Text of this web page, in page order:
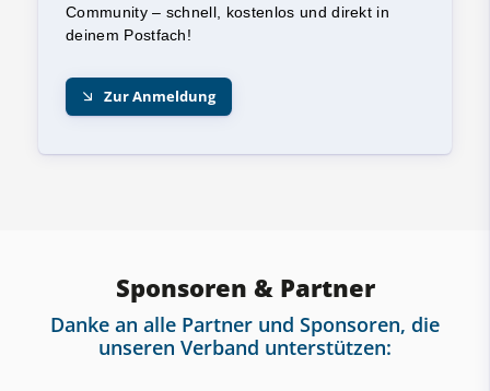
Community – schnell, kostenlos und direkt in
deinem Postfach!
Zur Anmeldung
Sponsoren & Partner
Danke an alle Partner und Sponsoren, die
unseren Verband unterstützen: